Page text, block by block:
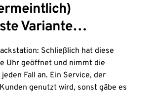
Variante…
Schließlich hat diese
Uhr geöffnet und nimmt die
Fall an. Ein Service, der
genutzt wird, sonst gäbe es